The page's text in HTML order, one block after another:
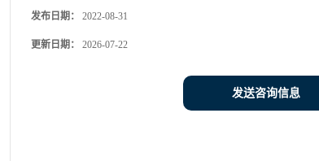
发布日期： 2022-08-31
更新日期： 2026-07-22
发送咨询信息